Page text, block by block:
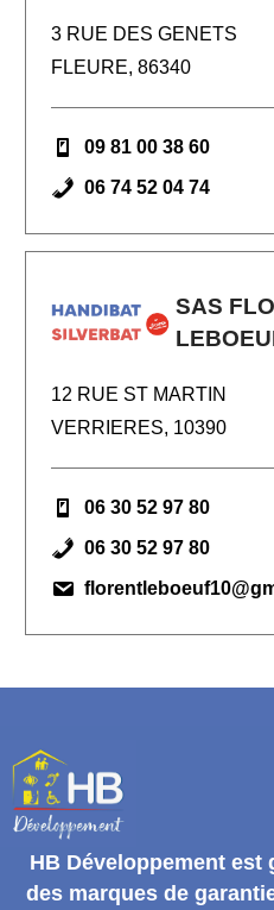
3 RUE DES GENETS
FLEURE, 86340
09 81 00 38 60
06 74 52 04 74
SAS
12 RUE ST MARTIN
VERRIERES, 10390
06 30 52 97 80
06 30 52 97 80
HB Développement est
des marques de